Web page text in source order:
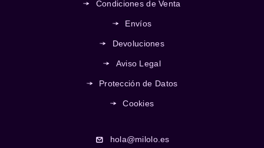
Condiciones de Venta
Envíos
Devoluciones
Aviso Legal
Protección de Datos
Cookies
hola@milolo.es